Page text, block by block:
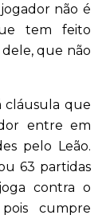
não é
tem feito
que não
cláusula que
entre em
pelo Leão.
63 partidas
contra o
cumpre